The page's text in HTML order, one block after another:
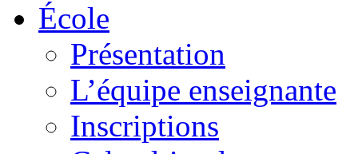
École
Présentation
L’équipe enseignante
Inscriptions